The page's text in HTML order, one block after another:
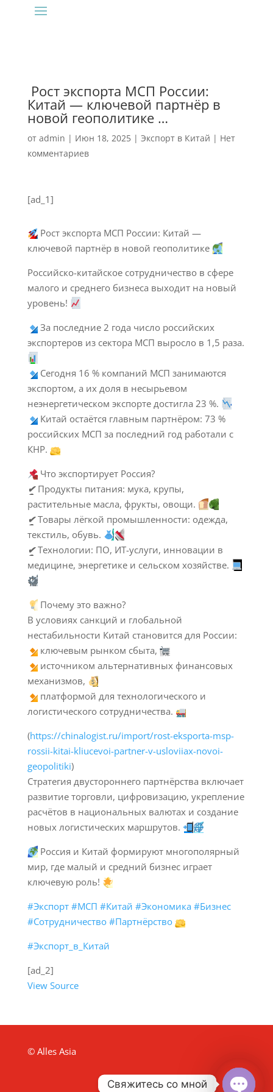
‍ Рост экспорта МСП России:
Китай — ключевой партнёр в
новой геополитике …
от admin | Июн 18, 2025| Экспорт в Китай | Нет
комментариев
[ad_1]
Рост экспорта МСП России: Китай —
ключевой партнёр в новой геополитике
Российско-китайское сотрудничество в сфере
малого и среднего бизнеса выходит на новый
уровень!
За последние 2 года число российских
экспортеров из сектора МСП выросло в 1,5 раза.
Сегодня 16 % компаний МСП занимаются
экспортом, а их доля в несырьевом
неэнергетическом экспорте достигла 23 %.
Китай остаётся главным партнёром: 73 %
российских МСП за последний год работали с
КНР.
Что экспортирует Россия?
✔Продукты питания: мука, крупы,
растительные масла, фрукты, овощи.
✔Товары лёгкой промышленности: одежда,
текстиль, обувь.
✔Технологии: ПО, ИТ-услуги, инновации в
медицине, энергетике и сельском хозяйстве.
Почему это важно?
В условиях санкций и глобальной
нестабильности Китай становится для России:
ключевым рынком сбыта,
источником альтернативных финансовых
механизмов,
платформой для технологического и
логистического сотрудничества.
(https://chinalogist.ru/import/rost-eksporta-msp-
rossii-kitai-kliucevoi-partner-v-usloviiax-novoi-
geopolitiki)
Стратегия двустороннего партнёрства включает
развитие торговли, цифровизацию, укрепление
расчётов в национальных валютах и создание
новых логистических маршрутов.
Россия и Китай формируют многополярный
мир, где малый и средний бизнес играет
ключевую роль!
#Экспорт #МСП #Китай #Экономика #Бизнес
#Сотрудничество #Партнёрство
#Экспорт_в_Китай
[ad_2]
View Source
© Alles Asia
Свяжитесь со мной